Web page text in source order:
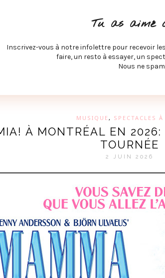
À DÉCOUVRIR
& MÉDIAS
MUSIQUE, SPECTACLES
À MONTRÉAL EN
TOURNÉE
2 JUIN 2026
Tu as aimé
Inscrivez-vous à notre infolettre pour recevoir
faire, un resto à essayer, un
Nous ne